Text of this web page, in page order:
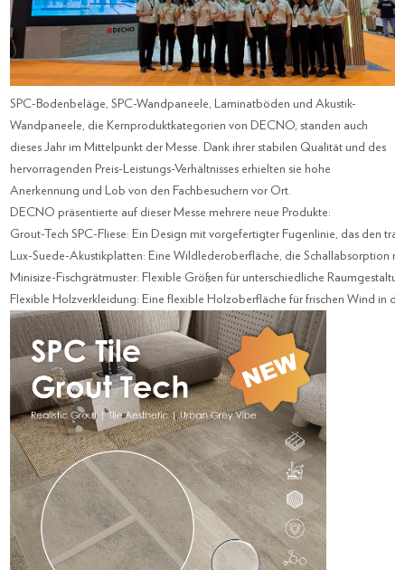
SPC-Bodenbeläge, SPC-Wandpaneele, Laminatböden und Akustik-
Wandpaneele, die Kernproduktkategorien von DECNO, standen auch
dieses Jahr im Mittelpunkt der Messe. Dank ihrer stabilen Qualität und des
hervorragenden Preis-Leistungs-Verhältnisses erhielten sie hohe
Anerkennung und Lob von den Fachbesuchern vor Ort.
DECNO präsentierte auf dieser Messe mehrere neue Produkte:
Grout-Tech SPC-Fliese: Ein Design mit vorgefertigter Fugenlinie, das den
Lux-Suede-Akustikplatten: Eine Wildlederoberfläche, die Schallabsorption
Minisize-Fischgrätmuster: Flexible Größen für unterschiedliche
Flexible Holzverkleidung: Eine flexible Holzoberfläche für frischen Wind in